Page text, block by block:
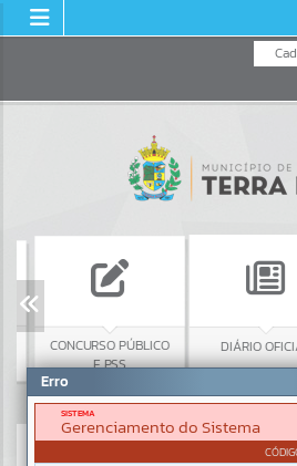
CONCURSO PÚBLICO
E PSS
DIÁRIO
Erro
SISTEMA
Gerenciamento do Sistema